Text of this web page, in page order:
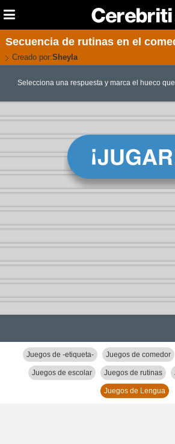
Secuencia de rutinas en el
Creado por:Sheyla
Selecciona una respuesta y marca el hueco
Juegos de -etiqueta- Juegos de comedor
Juegos de escolar Juegos de rutinas
Juegos de Lengua